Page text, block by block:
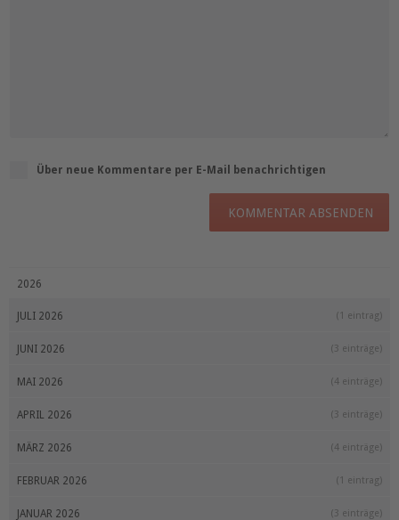
Über neue Kommentare per E-Mail benachrichtigen
KOMMENTAR ABSENDEN
2026
JULI 2026 (1 eintrag)
JUNI 2026 (3 einträge)
MAI 2026 (4 einträge)
APRIL 2026 (3 einträge)
MÄRZ 2026 (4 einträge)
FEBRUAR 2026 (1 eintrag)
JANUAR 2026 (3 einträge)